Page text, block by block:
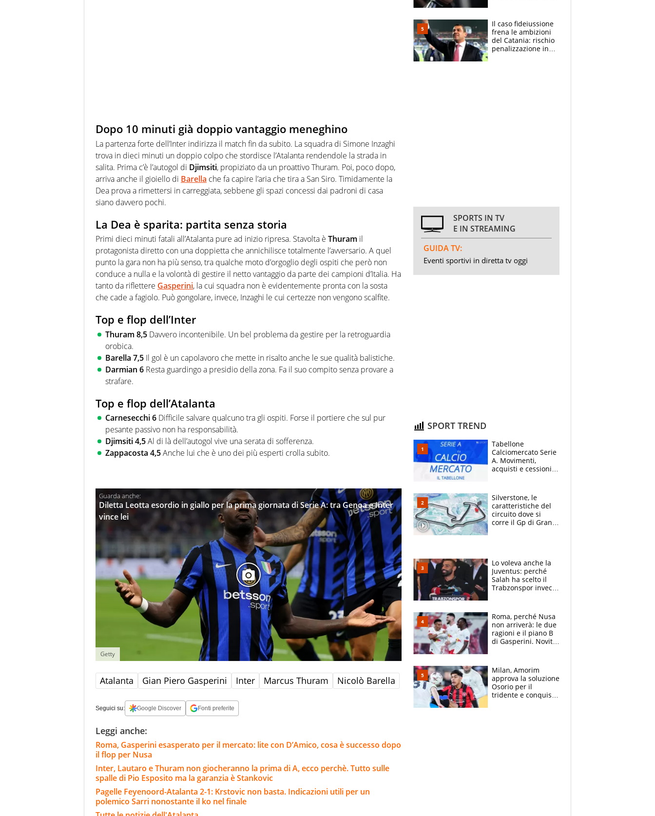
Dopo 10 minuti già doppio vantaggio meneghino
La partenza forte dell’Inter indirizza il match fin da subito. La squadra di Simone Inzaghi
trova in dieci minuti un doppio colpo che stordisce l’Atalanta rendendole la strada in
salita. Prima c’è l’autogol di Djimsiti, propiziato da un proattivo Thuram. Poi, poco dopo,
arriva anche il gioiello di Barella che fa capire l’aria che tira a San Siro. Timidamente la
Dea prova a rimettersi in carreggiata, sebbene gli spazi concessi dai padroni di casa
siano davvero pochi.
La Dea è sparita: partita senza storia
Primi dieci minuti fatali all’Atalanta pure ad inizio ripresa. Stavolta è Thuram il
protagonista diretto con una doppietta che annichilisce totalmente l’avversario. A quel
punto la gara non ha più senso, tra qualche moto d’orgoglio degli ospiti che però non
conduce a nulla e la volontà di gestire il netto vantaggio da parte dei campioni d’Italia. Ha
tanto da riflettere Gasperini, la cui squadra non è evidentemente pronta con la sosta
che cade a fagiolo. Può gongolare, invece, Inzaghi le cui certezze non vengono scalfite.
Top e flop dell’Inter
Thuram 8,5 Davvero incontenibile. Un bel problema da gestire per la retroguardia
orobica.
Barella 7,5 Il gol è un capolavoro che mette in risalto anche le sue qualità balistiche.
Darmian 6 Resta guardingo a presidio della zona. Fa il suo compito senza provare a
strafare.
Top e flop dell’Atalanta
Carnesecchi 6 Difficile salvare qualcuno tra gli ospiti. Forse il portiere che sul pur
pesante passivo non ha responsabilità.
Djimsiti 4,5Al di là dell’autogol vive una serata di sofferenza.
Zappacosta 4,5Anche lui che è uno dei più esperti crolla subito.
Diletta Leotta esordio in giallo per la prima giornata di Serie A: tra Genoa e Inter
vince lei
Getty
Atalanta Gian Piero Gasperini Inter Marcus Thuram Nicolò Barella
Seguici su: Google Discover Fonti preferite
Leggi anche:
Roma, Gasperini esasperato per il mercato: lite con D’Amico, cosa è successo dopo
il flop per Nusa
Inter, Lautaro e Thuram non giocheranno la prima di A, ecco perchè. Tutto sulle
spalle di Pio Esposito ma la garanzia è Stankovic
Pagelle Feyenoord-Atalanta 2-1: Krstovic non basta. Indicazioni utili per un
polemico Sarri nonostante il ko nel finale
attacco all’Italia
Il caso fideiussione
frena le ambizioni
del Catania: rischio
penalizzazione in
SPORTS IN TV
E IN STREAMING
GUIDA TV:
Eventi sportivi in diretta tv oggi
SPORT TREND
Tabellone
Calciomercato Serie
A. Movimenti,
acquisti e cessioni:
Silverstone, le
caratteristiche del
circuito dove si
corre il Gp di Gran
Lo voleva anche la
Juventus: perché
Salah ha scelto il
Trabzonspor invece
Roma, perché Nusa
non arriverà: le due
ragioni e il piano B
di Gasperini. Novità
Milan, Amorim
approva la soluzione
Osorio per il
tridente e conquista